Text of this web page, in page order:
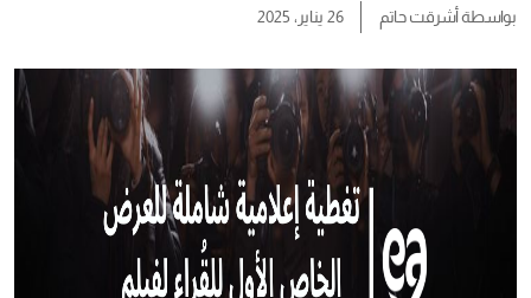
بواسطةأشرقت حاتم 26 يناير، 2025